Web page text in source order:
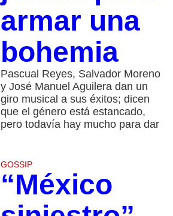
armar una
bohemia
Pascual Reyes, Salvador Moreno
y José Manuel Aguilera dan un
giro musical a sus éxitos; dicen
que el género está estancado,
pero todavía hay mucho para dar
GOSSIP
“México